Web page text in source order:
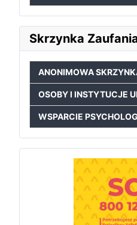
Skrzynka
ANONIMOWA
OSOBY I INSTYTUCJE
WSPARCIE